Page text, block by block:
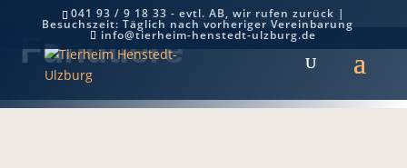
041 93 / 9 18 33 - evtl. AB, wir rufen zurück |
Besuchszeit: Täglich nach vorheriger Vereinbarung
info@tierheim-henstedt-ulzburg.de
Fundtiere